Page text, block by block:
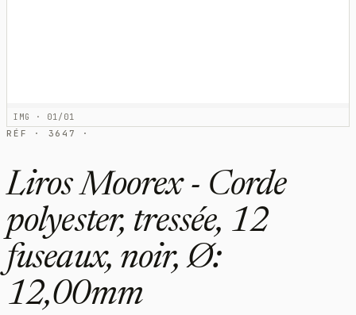
IMG · 01/01
RÉF · 3647 ·
Liros Moorex - Corde
polyester, tressée, 12
fuseaux, noir, Ø:
12,00mm